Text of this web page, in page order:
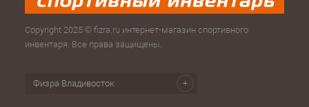
Copyright 2025 © fizra.ru интернет-магазин спортивного
инвентаря. Все права защищены.
Физра Владивосток